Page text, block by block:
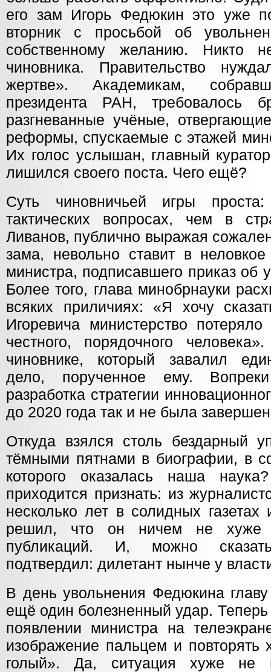
его зам Игорь Федюкин это уже
вторник с просьбой об
собственному желанию. Никто
чиновника. Правительство
жертве». Академикам,
президента РАН, требовалось
разгневанные учёные,
реформы, спускаемые с этажей
Их голос услышан, главный
лишился своего поста. Чего ещё?
Суть чиновничьей игры
тактических вопросах, чем в
Ливанов, публично выражая
зама, невольно ставит в
министра, подписавшего приказ об
Более того, глава минобрнауки
всяких приличиях: «Я хочу
Игоревича министерство
честного, порядочного
чиновнике, который завалил
дело, порученное ему.
разработка стратегии
до 2020 года так и не была
Откуда взялся столь бездарный
тёмными пятнами в биографии, в
которого оказалась наша
приходится признать: из
несколько лет в солидных
решил, что он ничем не хуже
публикаций. И, можно
подтвердил: дилетант нынче у
В день увольнения Федюкина
ещё один болезненный удар.
появлении министра на
изображение пальцем и повторять
голый». Да, ситуация хуже не